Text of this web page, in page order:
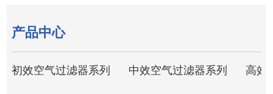
产品中心
初效空气过滤器系列 中效空气过滤器系列 高效